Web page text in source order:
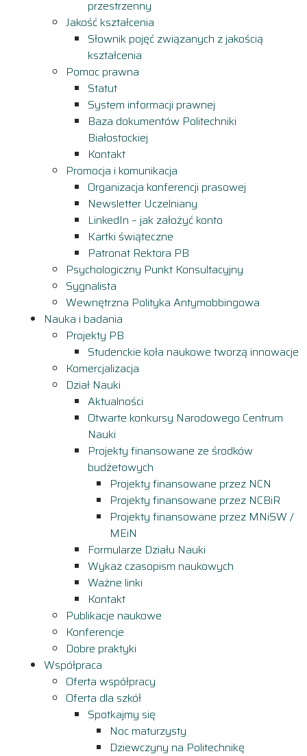
przestrzenny
Jakość kształcenia
Słownik pojęć związanych z jakością
kształcenia
Pomoc prawna
Statut
System informacji prawnej
Baza dokumentów Politechniki
Białostockiej
Kontakt
Promocja i komunikacja
Organizacja konferencji prasowej
Newsletter Uczelniany
LinkedIn – jak założyć konto
Kartki świąteczne
Patronat Rektora PB
Psychologiczny Punkt Konsultacyjny
Sygnalista
Wewnętrzna Polityka Antymobbingowa
Nauka i badania
Projekty PB
Studenckie koła naukowe tworzą innowacje
Komercjalizacja
Dział Nauki
Aktualności
Otwarte konkursy Narodowego Centrum
Nauki
Projekty finansowane ze środków
budżetowych
Projekty finansowane przez NCN
Projekty finansowane przez NCBiR
Projekty finansowane przez MNiSW /
MEiN
Formularze Działu Nauki
Wykaz czasopism naukowych
Ważne linki
Kontakt
Publikacje naukowe
Konferencje
Dobre praktyki
Współpraca
Oferta współpracy
Oferta dla szkół
Spotkajmy się
Noc maturzysty
Dziewczyny na Politechnikę